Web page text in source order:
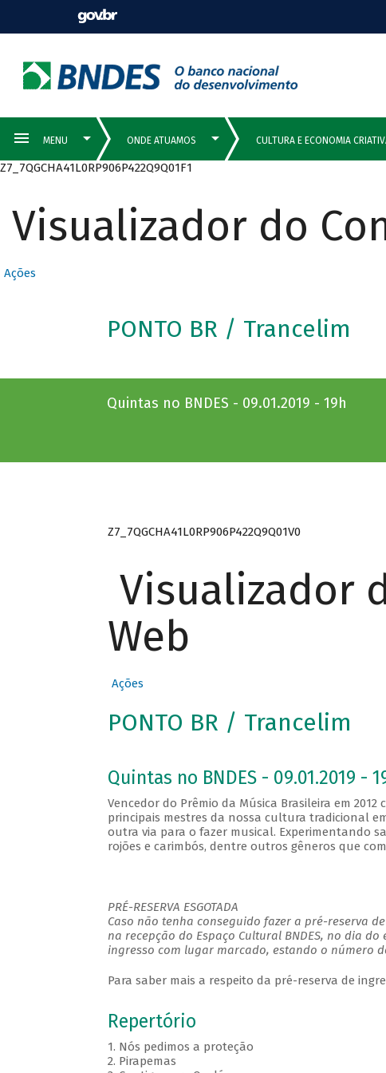
Z7_7QGCHA41L0RP906P422Q9Q01F1
Visualizador do
Ações
PONTO BR / Trancelim
Quintas no BNDES - 09.01.2019 - 19h
Z7_7QGCHA41L0RP906P422Q9Q01V0
Visualizador
Web
Ações
PONTO BR / Trancelim
Quintas no BNDES - 09.01.2019 -
Vencedor do Prêmio da Música Brasileira em
principais mestres da nossa cultura tradicional
outra via para o fazer musical. Experimentando
rojões e carimbós, dentre outros gêneros que
PRÉ-RESERVA ESGOTADA
Caso não tenha conseguido fazer a pré-reserva
na recepção do Espaço Cultural BNDES, no dia
ingresso com lugar marcado, estando o número
Para saber mais a respeito da pré-reserva de
Repertório
1. Nós pedimos a proteção
2. Pirapemas